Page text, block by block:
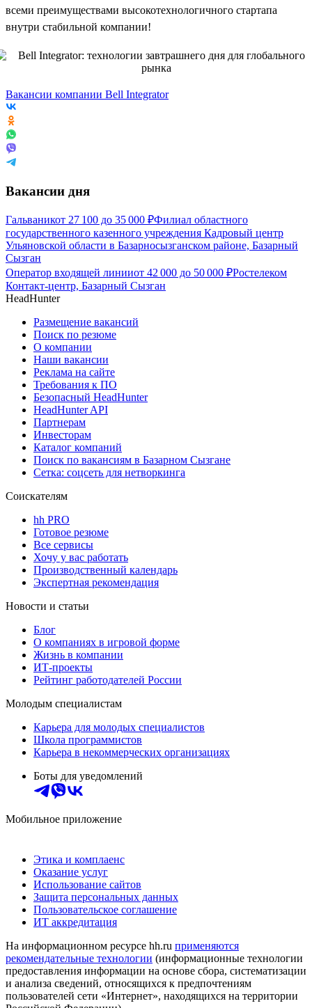
всеми преимуществами высокотехнологичного стартапа
внутри стабильной компании!
Вакансии компании Bell Integrator
Вакансии дня
Гальваникот 27 100 до 35 000 ₽Филиал областного
государственного казенного учреждения Кадровый центр
Ульяновской области в Базарносызганском районе, Базарный
Сызган
Оператор входящей линииот 42 000 до 50 000 ₽Ростелеком
Контакт-центр, Базарный Сызган
HeadHunter
Размещение вакансий
Поиск по резюме
О компании
Наши вакансии
Реклама на сайте
Требования к ПО
Безопасный HeadHunter
HeadHunter API
Партнерам
Инвесторам
Каталог компаний
Поиск по вакансиям в Базарном Сызгане
Сетка: соцсеть для нетворкинга
Соискателям
hh PRO
Готовое резюме
Все сервисы
Хочу у вас работать
Производственный календарь
Экспертная рекомендация
Новости и статьи
Блог
О компаниях в игровой форме
Жизнь в компании
ИТ-проекты
Рейтинг работодателей России
Молодым специалистам
Карьера для молодых специалистов
Школа программистов
Карьера в некоммерческих организациях
Боты для уведомлений
Мобильное приложение
Этика и комплаенс
Оказание услуг
Использование сайтов
Защита персональных данных
Пользовательское соглашение
ИТ аккредитация
На информационном ресурсе hh.ru применяются
рекомендательные технологии (информационные технологии
предоставления информации на основе сбора, систематизации
и анализа сведений, относящихся к предпочтениям
пользователей сети «Интернет», находящихся на территории